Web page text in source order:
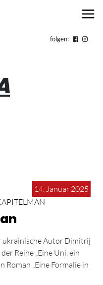
folgen:
14. Januar 2025
ukrainische Autor Dimitrij
Reihe „Eine Uni, ein
Roman „Eine Formalie in